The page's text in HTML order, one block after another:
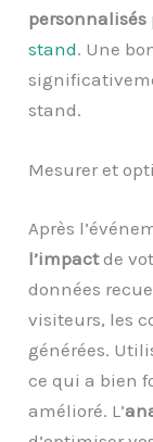
personnalisés
stand. Une
stand.
Mesurer et
Après
l’impactde
données
visiteurs, les
générées.
ce qui a bien
amélioré. L’